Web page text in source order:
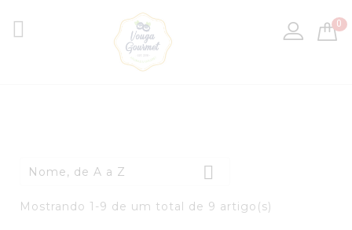
 0
Nome, de A a Z 
Mostrando 1-9 de um total de 9 artigo(s)